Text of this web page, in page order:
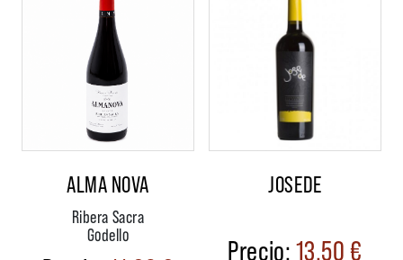
ALMA NOVA
Ribera Sacra
Godello
JOSEDE
13,50€